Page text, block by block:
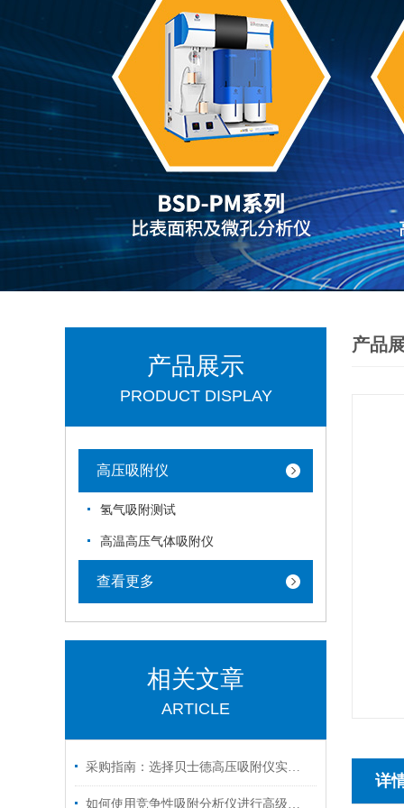
产品展示
PRODUCT DISPLAY
高压吸附仪
氢气吸附测试
高温高压气体吸附仪
查看更多
相关文章
ARTICLE
采购指南：选择贝士德高压吸附仪实力厂家的五大核心理由
如何使用竞争性吸附分析仪进行高级气体吸附实验？
产品
详